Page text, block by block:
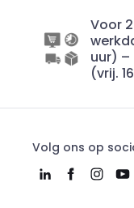
Voor
uur) –
(vrij.
Volg ons op